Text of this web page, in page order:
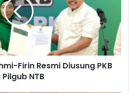
Firin Resmi Diusung PKB
Pilgub NTB